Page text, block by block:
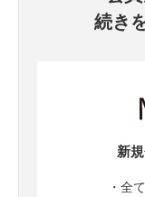
続き
新
・全